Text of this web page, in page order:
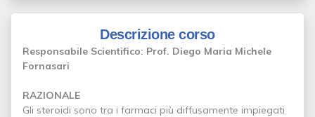
Descrizione corso
Responsabile Scientifico: Prof. Diego Maria Michele
Fornasari
RAZIONALE
Gli steroidi sono tra i farmaci più diffusamente impiegati